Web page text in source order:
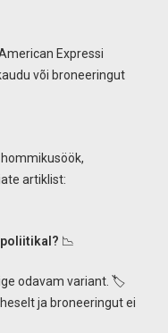
Expressi
või broneeringut
artiklist:
📉
odavam variant. 🏷️
ja broneeringut ei